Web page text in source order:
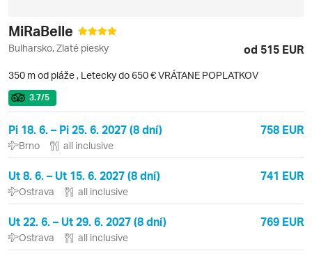
MiRaBelle
Bulharsko, Zlaté piesky od 515 EUR
350 m od pláže , Letecky do 650 € VRÁTANE POPLATKOV
3.7/5
Pi 18. 6. – Pi 25. 6. 2027 (8 dní) 758 EUR
Brno all inclusive
Ut 8. 6. – Ut 15. 6. 2027 (8 dní) 741 EUR
Ostrava all inclusive
Ut 22. 6. – Ut 29. 6. 2027 (8 dní) 769 EUR
Ostrava all inclusive